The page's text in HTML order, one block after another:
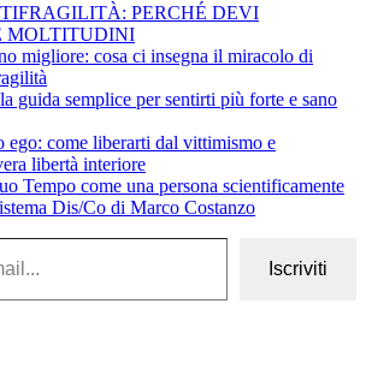
PERCHÉ DEVI
MOLTITUDINI
migliore: cosa ci insegna il miracolo di
guida semplice per sentirti più forte e sano
ego: come liberarti dal vittimismo e
libertà interiore
Tempo come una persona scientificamente
Dis/Co di Marco Costanzo
Iscriviti